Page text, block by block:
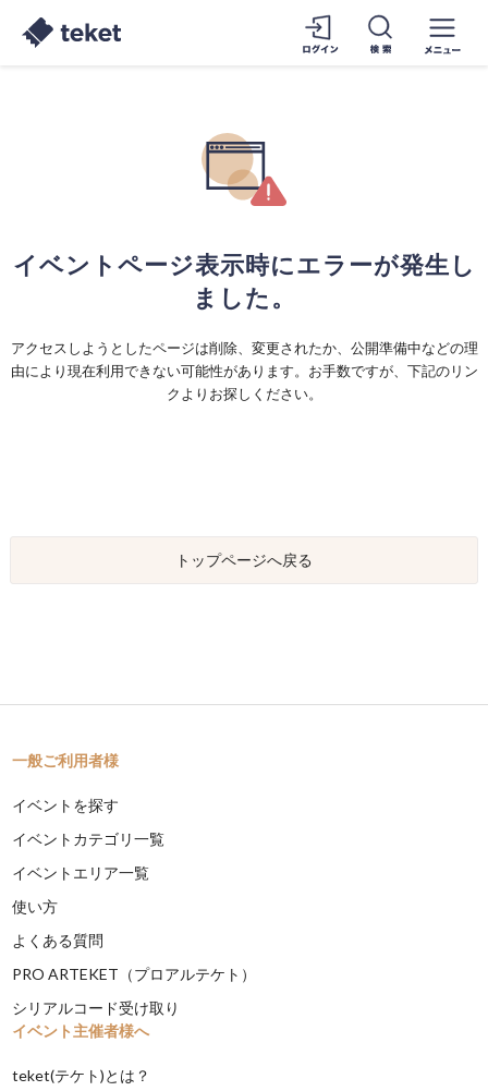
イベントページ表示時にエラーが発生し
ました。
アクセスしようとしたページは削除、変更されたか、公開準備中などの理
由により現在利用できない可能性があります。お手数ですが、下記のリン
クよりお探しください。
トップページへ戻る
一般ご利用者様
イベントを探す
イベントカテゴリ一覧
イベントエリア一覧
使い方
よくある質問
PRO ARTEKET（プロアルテケト）
シリアルコード受け取り
イベント主催者様へ
teket(テケト)とは？